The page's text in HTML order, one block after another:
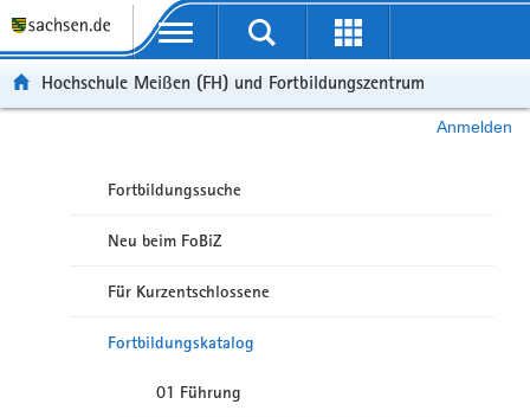
Portalübergreifende Navigation
Hochschule Meißen (FH) und Fortbildungszentrum
Anmelden
Fortbildungssuche
Neu beim FoBiZ
Für Kurzentschlossene
Fortbildungskatalog
01 Führung